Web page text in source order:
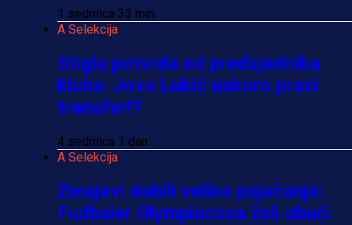
1 sedmica 33 min
A Selekcija
Stigla potvrda od predsjednika
kluba: Jovo Lukić uskoro pravi
transfer!?
4 sedmica 1 dan
A Selekcija
Zmajevi dobili veliko pojačanje:
Fudbaler Olympiacosa želi obući